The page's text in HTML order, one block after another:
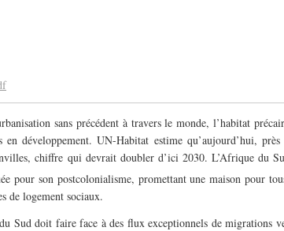
sans précédent à travers le monde, l’habitat
en développement. UN-Habitat estime qu’aujourd’hui,
chiffre qui devrait doubler d’ici 2030. L’Afrique du
pour son postcolonialisme, promettant une maison pour
de logement sociaux.
Sud doit faire face à des flux exceptionnels de migrations